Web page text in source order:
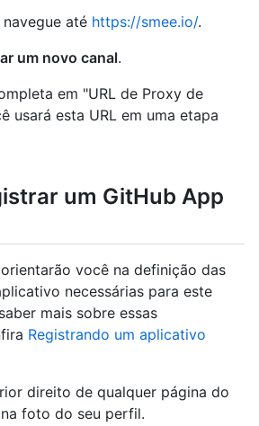
até https://smee.io/.
um novo canal.
em "URL de Proxy de
usará esta URL em uma etapa
um GitHub App
você na definição das
necessárias para este
mais sobre essas
Registrando um aplicativo
direito de qualquer página do
foto do seu perfil.